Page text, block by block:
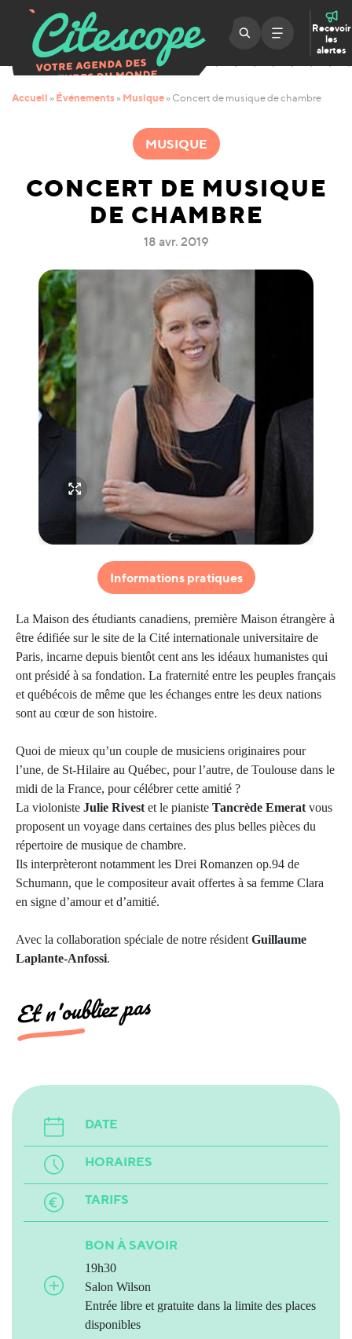
Recevoir
les
alertes
Accueil » Événements » Musique » Concert de musique de chambre
MUSIQUE
CONCERT DE MUSIQUE
DE CHAMBRE
18 avr. 2019
Informations pratiques
La Maison des étudiants canadiens, première Maison étrangère à
être édifiée sur le site de la Cité internationale universitaire de
Paris, incarne depuis bientôt cent ans les idéaux humanistes qui
ont présidé à sa fondation. La fraternité entre les peuples français
et québécois de même que les échanges entre les deux nations
sont au cœur de son histoire.
Quoi de mieux qu’un couple de musiciens originaires pour
l’une, de St-Hilaire au Québec, pour l’autre, de Toulouse dans le
midi de la France, pour célébrer cette amitié ?
La violoniste Julie Rivest et le pianiste Tancrède Emerat vous
proposent un voyage dans certaines des plus belles pièces du
répertoire de musique de chambre.
Ils interprèteront notamment les Drei Romanzen op.94 de
Schumann, que le compositeur avait offertes à sa femme Clara
en signe d’amour et d’amitié.
Avec la collaboration spéciale de notre résident Guillaume
Laplante-Anfossi.
Et n'oubliez pas
DATE
HORAIRES
TARIFS
BON À SAVOIR
19h30
Salon Wilson
Entrée libre et gratuite dans la limite des places
disponibles